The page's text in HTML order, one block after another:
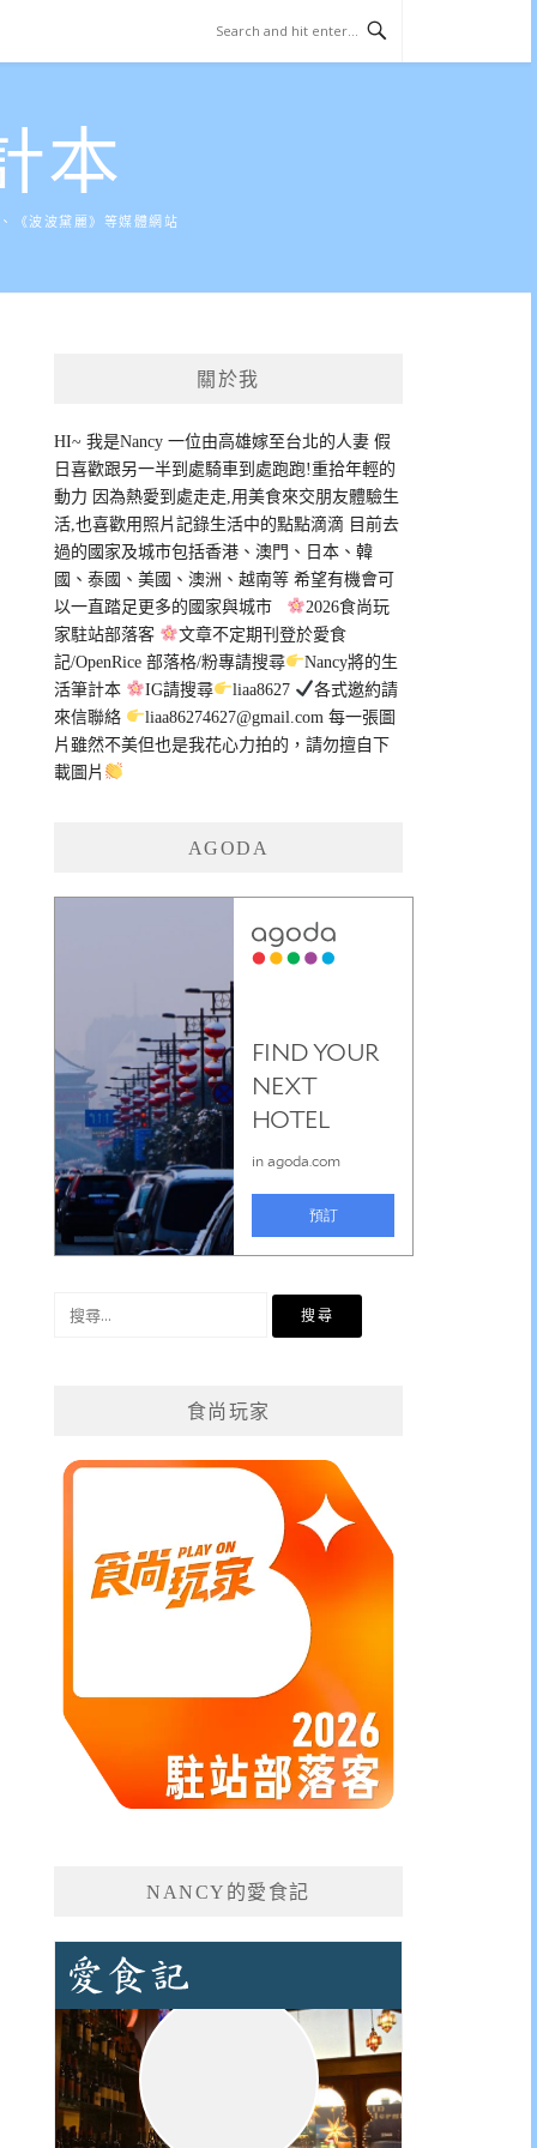
本
《波波黛麗》等媒體網站
關於我
HI~ 我是Nancy 一位由高雄嫁至台北的人妻 假
日喜歡跟另一半到處騎車到處跑跑!重拾年輕的
動力 因為熱愛到處走走,用美食來交朋友體驗生
活,也喜歡用照片記錄生活中的點點滴滴 目前去
過的國家及城市包括香港、澳門、日本、韓
國、泰國、美國、澳洲、越南等 希望有機會可
以一直踏足更多的國家與城市
2026食尚玩
家駐站部落客
文章不定期刊登於愛食
記/OpenRice 部落格/粉專請搜尋
Nancy將的生
活筆計本
IG請搜尋 liaa8627
各式邀約請
來信聯絡
liaa86274627@gmail.com 每一張圖
片雖然不美但也是我花心力拍的，請勿擅自下
載圖片
AGODA
食尚玩家
NANCY的愛食記